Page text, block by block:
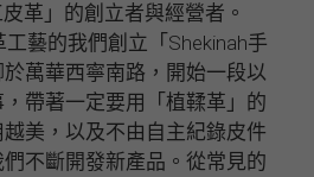
革」的創立者與經營者。
藝的我們創立「Shekinah手
萬華西寧南路，開始一段以
帶著一定要用「植鞣革」的
美，以及不由自主紀錄皮件
不斷開發新產品。從常見的